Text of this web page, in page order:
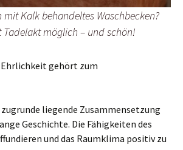
mit Kalk behandeltes Waschbecken?
Tadelakt möglich – und schön!
gehört zum
liegende Zusammensetzung
Geschichte. Die Fähigkeiten des
und das Raumklima positiv zu